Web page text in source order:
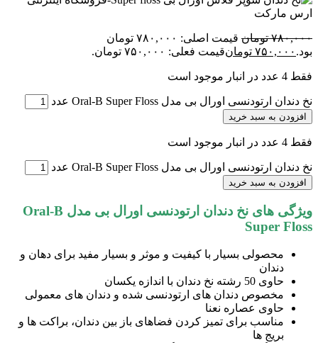
۷۸۰,۰۰۰ تومان
قیمت اصلی: ۷۸۰,۰۰۰ تومان
بود. ۷۵۰,۰۰۰ تومانقیمت فعلی: ۷۵۰,۰۰۰ تومان.
فقط 4 عدد در انبار موجود است
نخ دندان ارتودنسی اورال بی مدل Oral-B Super Floss عدد
افزودن به سبد خرید
فقط 4 عدد در انبار موجود است
نخ دندان ارتودنسی اورال بی مدل Oral-B Super Floss عدد
افزودن به سبد خرید
ویژگی های نخ دندان ارتودنسی اورال بی مدل Oral-B
Super Floss
محصولی بسیار با کیفیت و موثر و بسیار مفید برای دهان و
دندان
حاوی 50 رشته نخ دندان با اندازه یکسان
مخصوص دندان های ارتودنسی شده و دندان های معمولی
حاوی عصاره نعنا
مناسب برای تمیز کردن فضاهای باز بین دندان، براکت ها و
بریج ها